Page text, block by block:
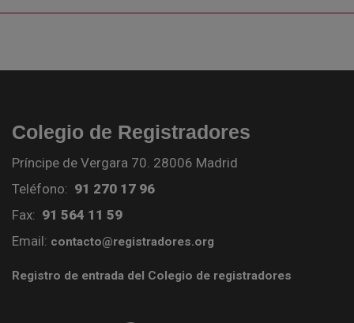
Colegio de Registradores
Príncipe de Vergara 70. 28006 Madrid
Teléfono: 91 270 17 96
Fax: 91 564 11 59
Email: contacto@registradores.org
Registro de entrada del Colegio de registradores